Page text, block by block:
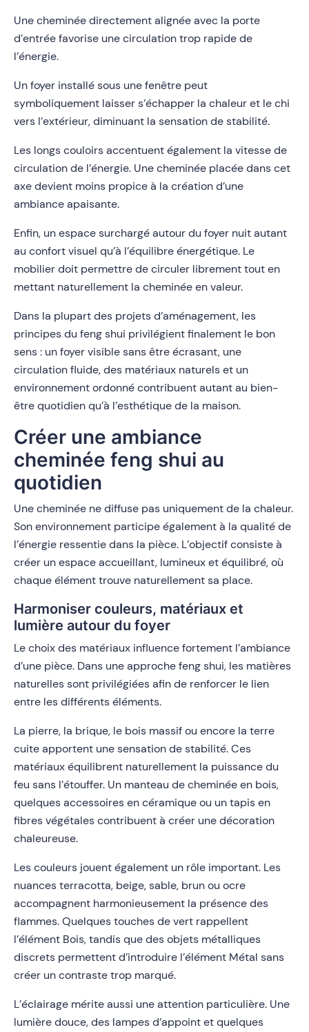
Une cheminée directement alignée avec la porte
d’entrée favorise une circulation trop rapide de
l’énergie.
Un foyer installé sous une fenêtre peut
symboliquement laisser s’échapper la chaleur et le chi
vers l’extérieur, diminuant la sensation de stabilité.
Les longs couloirs accentuent également la vitesse de
circulation de l’énergie. Une cheminée placée dans cet
axe devient moins propice à la création d’une
ambiance apaisante.
Enfin, un espace surchargé autour du foyer nuit autant
au confort visuel qu’à l’équilibre énergétique. Le
mobilier doit permettre de circuler librement tout en
mettant naturellement la cheminée en valeur.
Dans la plupart des projets d’aménagement, les
principes du feng shui privilégient finalement le bon
sens : un foyer visible sans être écrasant, une
circulation fluide, des matériaux naturels et un
environnement ordonné contribuent autant au bien-
être quotidien qu’à l’esthétique de la maison.
Créer une ambiance
cheminée feng shui au
quotidien
Une cheminée ne diffuse pas uniquement de la chaleur.
Son environnement participe également à la qualité de
l’énergie ressentie dans la pièce. L’objectif consiste à
créer un espace accueillant, lumineux et équilibré, où
chaque élément trouve naturellement sa place.
Harmoniser couleurs, matériaux et
lumière autour du foyer
Le choix des matériaux influence fortement l’ambiance
d’une pièce. Dans une approche feng shui, les matières
naturelles sont privilégiées afin de renforcer le lien
entre les différents éléments.
La pierre, la brique, le bois massif ou encore la terre
cuite apportent une sensation de stabilité. Ces
matériaux équilibrent naturellement la puissance du
feu sans l’étouffer. Un manteau de cheminée en bois,
quelques accessoires en céramique ou un tapis en
fibres végétales contribuent à créer une décoration
chaleureuse.
Les couleurs jouent également un rôle important. Les
nuances terracotta, beige, sable, brun ou ocre
accompagnent harmonieusement la présence des
flammes. Quelques touches de vert rappellent
l’élément Bois, tandis que des objets métalliques
discrets permettent d’introduire l’élément Métal sans
créer un contraste trop marqué.
L’éclairage mérite aussi une attention particulière. Une
lumière douce, des lampes d’appoint et quelques